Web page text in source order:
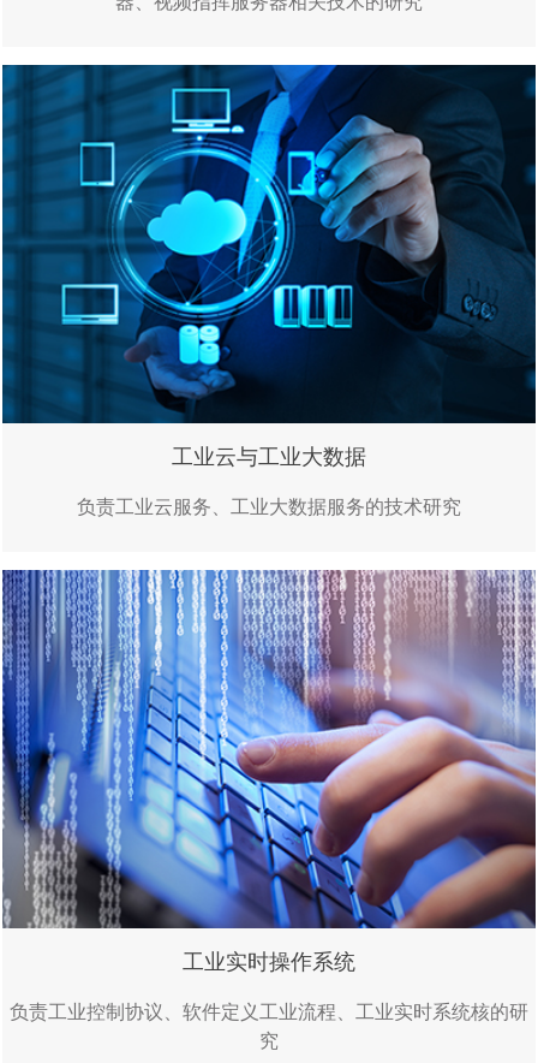
工业云与工业大数据
负责工业云服务、工业大数据服务的技术研究
工业实时操作系统
负责工业控制协议、软件定义工业流程、工业实时系统核的研
究